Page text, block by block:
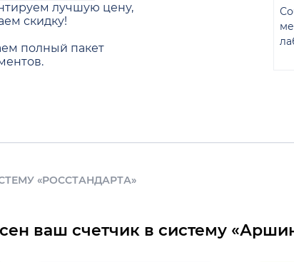
лучшую цену,
скидку!
полный пакет
«РОССТАНДАРТА»
ваш счетчик в систему